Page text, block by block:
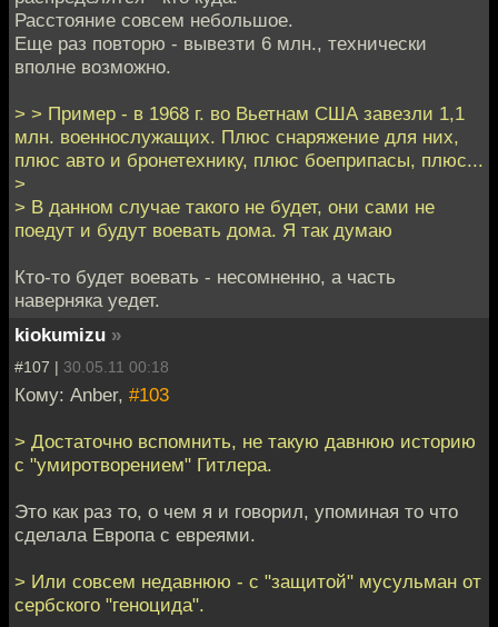
Расстояние совсем небольшое.
Еще раз повторю - вывезти 6 млн., технически
вполне возможно.
> > Пример - в 1968 г. во Вьетнам США завезли 1,1
млн. военнослужащих. Плюс снаряжение для них,
плюс авто и бронетехнику, плюс боеприпасы, плюс...
>
> В данном случае такого не будет, они сами не
поедут и будут воевать дома. Я так думаю
Кто-то будет воевать - несомненно, а часть
наверняка уедет.
kiokumizu »
#107 | 30.05.11 00:18
Кому: Anber, #103
> Достаточно вспомнить, не такую давнюю историю
с "умиротворением" Гитлера.
Это как раз то, о чем я и говорил, упоминая то что
сделала Европа с евреями.
> Или совсем недавнюю - с "защитой" мусульман от
сербского "геноцида".